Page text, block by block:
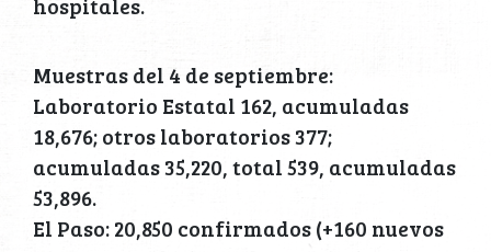
hospitales.
Muestras del 4 de septiembre:
Laboratorio Estatal 162, acumuladas
18,676; otros laboratorios 377;
acumuladas 35,220, total 539, acumuladas
53,896.
El Paso: 20,850 confirmados (+160 nuevos